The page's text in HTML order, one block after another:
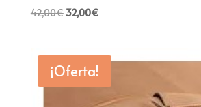
42,00€ El
era:
42,00€.
32,00€El
es:
32,00€.
¡Oferta!